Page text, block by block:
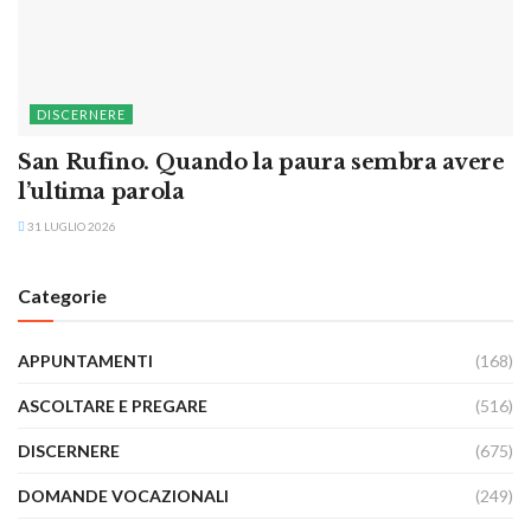
DISCERNERE
San Rufino. Quando la paura sembra avere
l’ultima parola
31 LUGLIO 2026
Categorie
APPUNTAMENTI (168)
ASCOLTARE E PREGARE (516)
DISCERNERE (675)
DOMANDE VOCAZIONALI (249)